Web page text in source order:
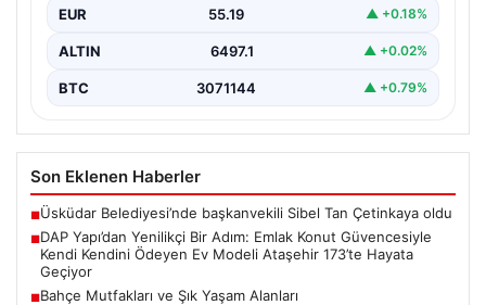
Gayrimenkul sektöründe prestijli ve yenilikçi
projeleriyle tanınan DAP Gayrimenkul Geliştirme, dikkat
EUR 55.19 ▲ +0.18%
ALTIN 6497.1 ▲ +0.02%
BTC 3071144 ▲ +0.79%
Son Eklenen Haberler
■Üsküdar Belediyesi’nde başkanvekili Sibel Tan Çetinkaya oldu
■DAP Yapı’dan Yenilikçi Bir Adım: Emlak Konut Güvencesiyle
Kendi Kendini Ödeyen Ev Modeli Ataşehir 173’te Hayata
Geçiyor
■Bahçe Mutfakları ve Şık Yaşam Alanları